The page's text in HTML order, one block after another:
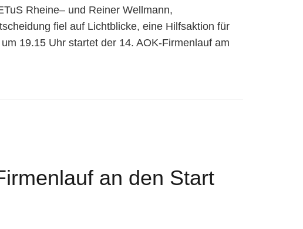
Rheine– und Reiner Wellmann,
fiel auf Lichtblicke, eine Hilfsaktion für
19.15 Uhr startet der 14. AOK-Firmenlauf am
an den Start